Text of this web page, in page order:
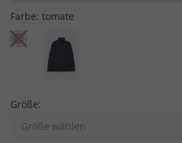
Farbe: tomate
Größe:
Größe wählen